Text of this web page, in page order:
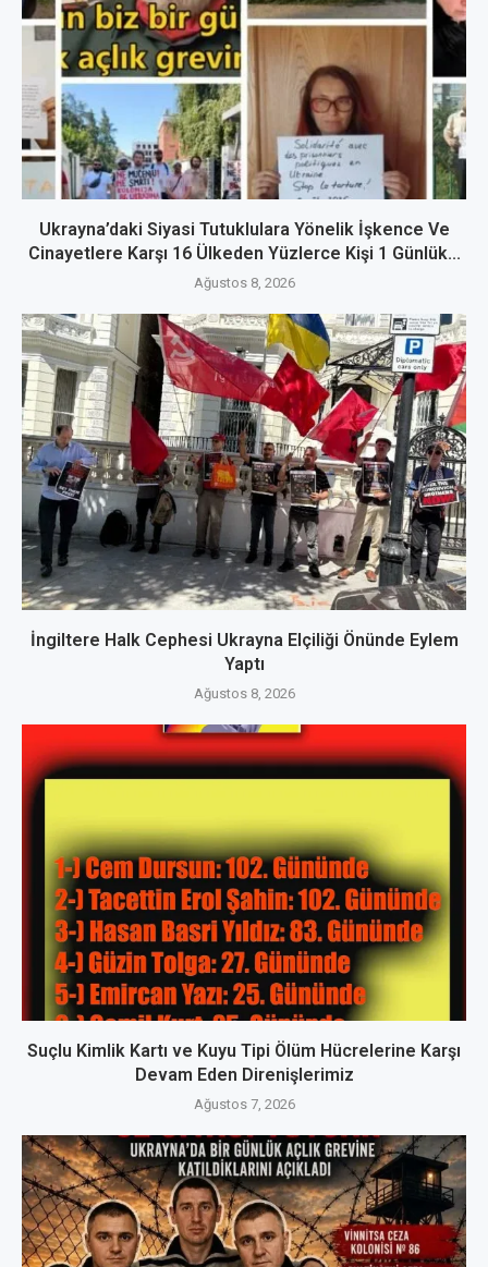
Ukrayna’daki Siyasi Tutuklulara Yönelik İşkence Ve
Cinayetlere Karşı 16 Ülkeden Yüzlerce Kişi 1 Günlük...
Ağustos 8, 2026
İngiltere Halk Cephesi Ukrayna Elçiliği Önünde Eylem
Yaptı
Ağustos 8, 2026
Suçlu Kimlik Kartı ve Kuyu Tipi Ölüm Hücrelerine Karşı
Devam Eden Direnişlerimiz
Ağustos 7, 2026